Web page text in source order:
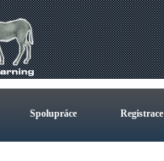
Spolupráce Registrace